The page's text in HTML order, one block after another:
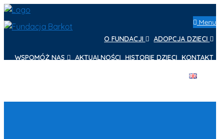
Menu
O FUNDACJI
ADOPCJA DZIECI
WSPOMÓŻ NAS AKTUALNOŚCI HISTORIE DZIECI KONTAKT